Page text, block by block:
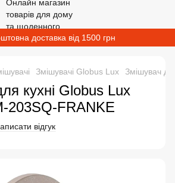
доставка від 1500 грн
Змішувачі Globus Lux Змішувач
кухні Globus Lux
203SQ-FRANKE
відгук